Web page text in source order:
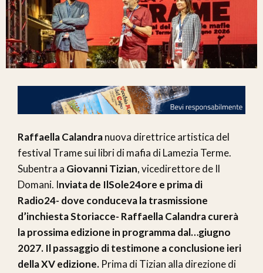
Raffaella Calandranuova direttrice artistica del
festival Trame sui libri di mafia di Lamezia Terme.
Subentra a Giovanni Tizian, vicedirettore de Il
Domani. Inviata de IlSole24ore e prima di
Radio24- dove conduceva la trasmissione
d’inchiesta Storiacce- Raffaella Calandra curerà
la prossima edizione in programma dal…giugno
2027. Il passaggio di testimone a conclusione ieri
della XV edizione. Prima di Tizian alla direzione di